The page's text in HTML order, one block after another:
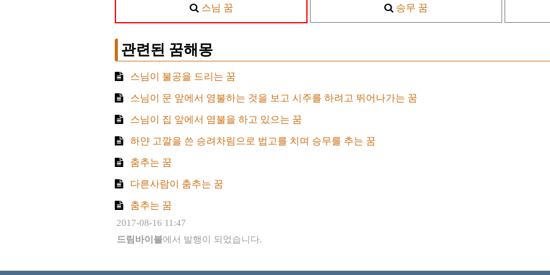
스님 꿈 승무 꿈
관련된 꿈해몽
스님이 불공을 드리는 꿈
스님이 문 앞에서 염불하는 것을 보고 시주를 하려고 뛰어나가는 꿈
스님이 집 앞에서 염불을 하고 있으는 꿈
하얀 고깔을 쓴 승려차림으로 법고를 치며 승무를 추는 꿈
춤추는 꿈
다른사람이 춤추는 꿈
춤추는 꿈
2017-08-16 11:47
드림바이블에서 발행이 되었습니다.